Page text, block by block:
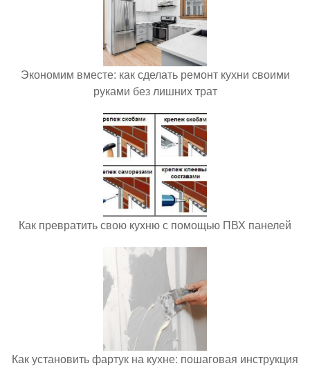
Экономим вместе: как сделать ремонт кухни своими
руками без лишних трат
Как превратить свою кухню с помощью ПВХ панелей
Как установить фартук на кухне: пошаговая инструкция